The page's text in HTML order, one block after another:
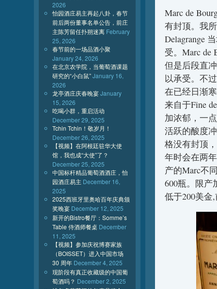
Marc de
有封顶。我
Delagrange
受。Marc de
但是后段直
以承受。不
在已经日渐
来自于Fine
加浓郁，一
活跃的酸度
格没有封顶
年时会在两
产的Marc不
600瓶。限产
低于200美金
2026
怡园酒庄易主再起八卦，春节
前后两份董事名单公告，前庄
主陈芳留任扑朔迷离 February
25, 2026
春节前的一场品酒小聚
January 24, 2026
在北京农学院，当葡萄酒课题
研究的“小白鼠”January 16,
2026
龙亭酒庄庆春晚宴January
15, 2026
吃喝小群，重启活动
December 29, 2025
Tchin Tchin！敬岁月！
December 26, 2025
【视频】在阿根廷驻华大使
馆，我也成“大使”了？
December 25, 2025
中国标杆精品葡萄酒酒庄，怡
园酒庄易主 December 16,
2025
2025西班牙里奥哈百年庆典颁
奖晚宴 December 12, 2025
新开的Bistro餐厅：Somme’s
Table 侍酒师餐桌 December
11, 2025
【视频】参加庆祝博赛家族
（BOISSET）进入中国市场
30 周年 December 4, 2025
现阶段有真正收藏级的中国葡
萄酒吗？ December 2, 2025